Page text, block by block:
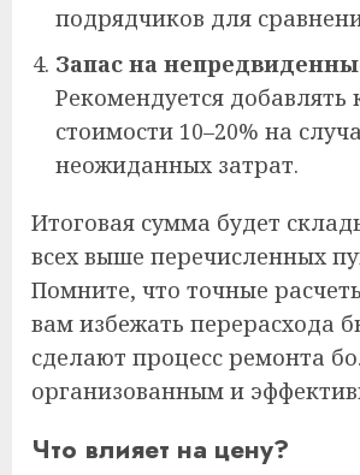
подрядчиков для
Запас на
Рекомендуется добавлять
стоимости 10–20% на
неожиданных затрат.
Итоговая сумма будет
всех выше перечисленных
Помните, что точные
вам избежать перерасхода
сделают процесс ремонта
организованным и
Что влияет на цену?